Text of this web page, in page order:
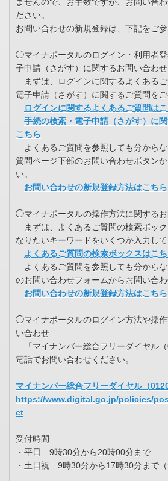
ませんので、お手数ですが、お問い合
ださい。
お問い合わせの新規登録は、下記をご参
◯マイナポータルのログイン・利用者
子申請（さがす）に関するお問い合わせ
まずは、ログインに関するよくあるご
電子申請（さがす）に関するご質問をご
ログインに関するよくあるご質問は
手続の検索・電子申請（さがす）に
こちら
よくあるご質問を参照しても分から
質問ページ下部のお問い合わせボタン
い。
お問い合わせの新規登録方法はこちら
◯マイナポータルの操作方法に関する
まずは、よくあるご質問の検索ボッ
なりたいキーワードをいくつか入力して
よくあるご質問の検索ボックスはこ
よくあるご質問を参照しても分から
のお問い合わせフォームからお問い合わ
お問い合わせの新規登録方法はこちら
◯マイナポータルのログイン方法や操
い合わせ
「マイナンバー総合フリーダイヤル
電話でお問い合わせください。
マイナンバー総合フリーダイヤル（
https://www.digital.go.jp/policies/
ct
受付時間
・平日 9時30分から20時00分まで
・土日祝 9時30分から17時30分まで（